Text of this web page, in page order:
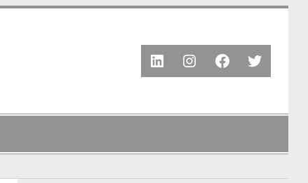
LinkedInInstagram
Facebook
Twitter